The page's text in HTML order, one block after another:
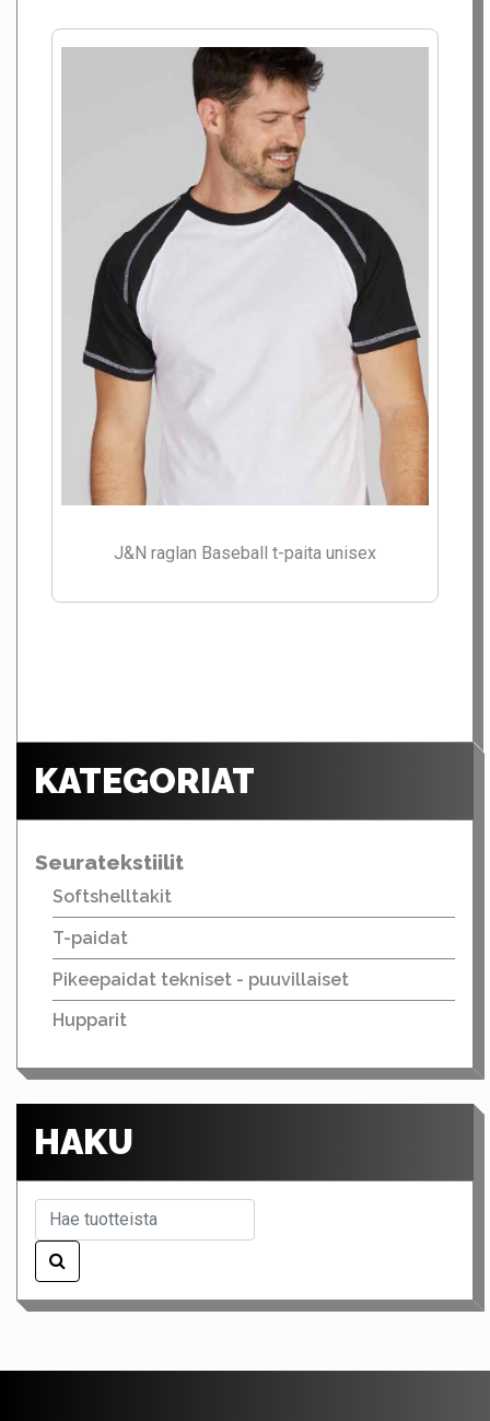
J&N raglan Baseball t-paita unisex
KATEGORIAT
Seuratekstiilit
Softshelltakit
T-paidat
Pikeepaidat tekniset - puuvillaiset
Hupparit
HAKU